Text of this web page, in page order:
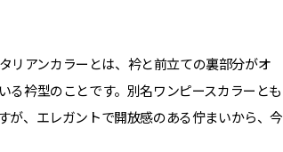
リアンカラーとは、衿と前立ての裏部分がオ
る衿型のことです。別名ワンピースカラーとも
が、エレガントで開放感のある佇まいから、今